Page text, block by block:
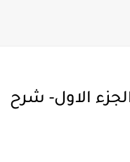
2024 باحتراف - الجزء الاول- شرح